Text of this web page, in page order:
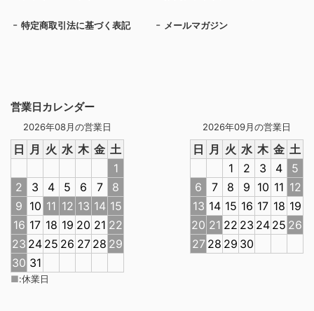
営業日カレンダー
2026年08月の営業日
日 月 火 水 木 金 土
1
2
3 4 5 6 7
8
9 10 11 12 13 14 15
16 17 18 19 20 21 22
23 24 25 26 27 28 29
30 31
2026年09月の営業日
日 月 火 水 木 金 土
1
2 3 4
5
6
7 8 9 10 11 12
13 14 15 16 17 18 19
20 21 22 23 24 25 26
27 28 29 30
■:休業日
特定商取引法に基づく表記 メールマガジン